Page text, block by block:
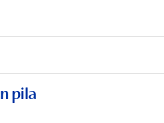
SEMANALES
pila